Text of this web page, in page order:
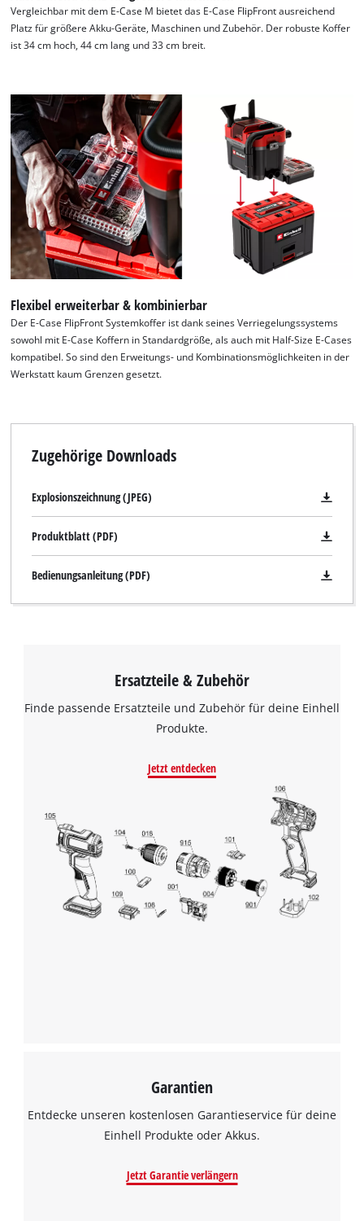
Vergleichbar mit dem E-Case M bietet das E-Case FlipFront ausreichend
Platz für größere Akku-Geräte, Maschinen und Zubehör. Der robuste Koffer
ist 34 cm hoch, 44 cm lang und 33 cm breit.
Flexibel erweiterbar & kombinierbar
Der E-Case FlipFront Systemkoffer ist dank seines Verriegelungssystems
sowohl mit E-Case Koffern in Standardgröße, als auch mit Half-Size E-Cases
kompatibel. So sind den Erweitungs- und Kombinationsmöglichkeiten in der
Werkstatt kaum Grenzen gesetzt.
Zugehörige Downloads
Explosionszeichnung (JPEG)
Produktblatt (PDF)
Bedienungsanleitung (PDF)
Ersatzteile & Zubehör
Finde passende Ersatzteile und Zubehör für deine Einhell
Produkte.
Jetzt entdecken
Garantien
Entdecke unseren kostenlosen Garantieservice für deine
Einhell Produkte oder Akkus.
Jetzt Garantie verlängern